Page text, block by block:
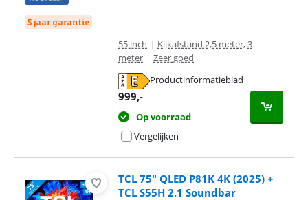
5 jaar garantie
55 inch | Kijkafstand 2,5 meter, 3
meter | Zeer goed
Productinformatieblad
999,-
Op voorraad
Vergelijken
TCL 75" QLED P81K 4K (2025) +
TCL S55H 2.1 Soundbar